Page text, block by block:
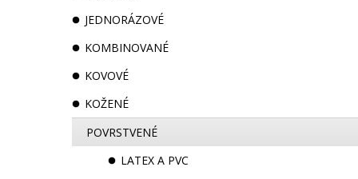
JEDNORÁZOVÉ
KOMBINOVANÉ
KOVOVÉ
KOŽENÉ
POVRSTVENÉ
LATEX A PVC